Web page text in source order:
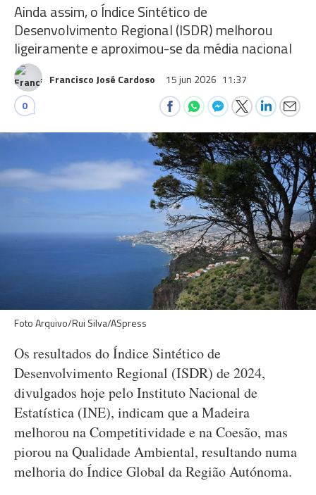
Ainda assim, o Índice Sintético de
Desenvolvimento Regional (ISDR) melhorou
ligeiramente e aproximou-se da média nacional
Francisco José Cardoso 15 jun 2026 11:37
0
Foto Arquivo/Rui Silva/ASpress
Os resultados do Índice Sintético de
Desenvolvimento Regional (ISDR) de 2024,
divulgados hoje pelo Instituto Nacional de
Estatística (INE), indicam que a Madeira
melhorou na Competitividade e na Coesão, mas
piorou na Qualidade Ambiental, resultando numa
melhoria do Índice Global da Região Autónoma.